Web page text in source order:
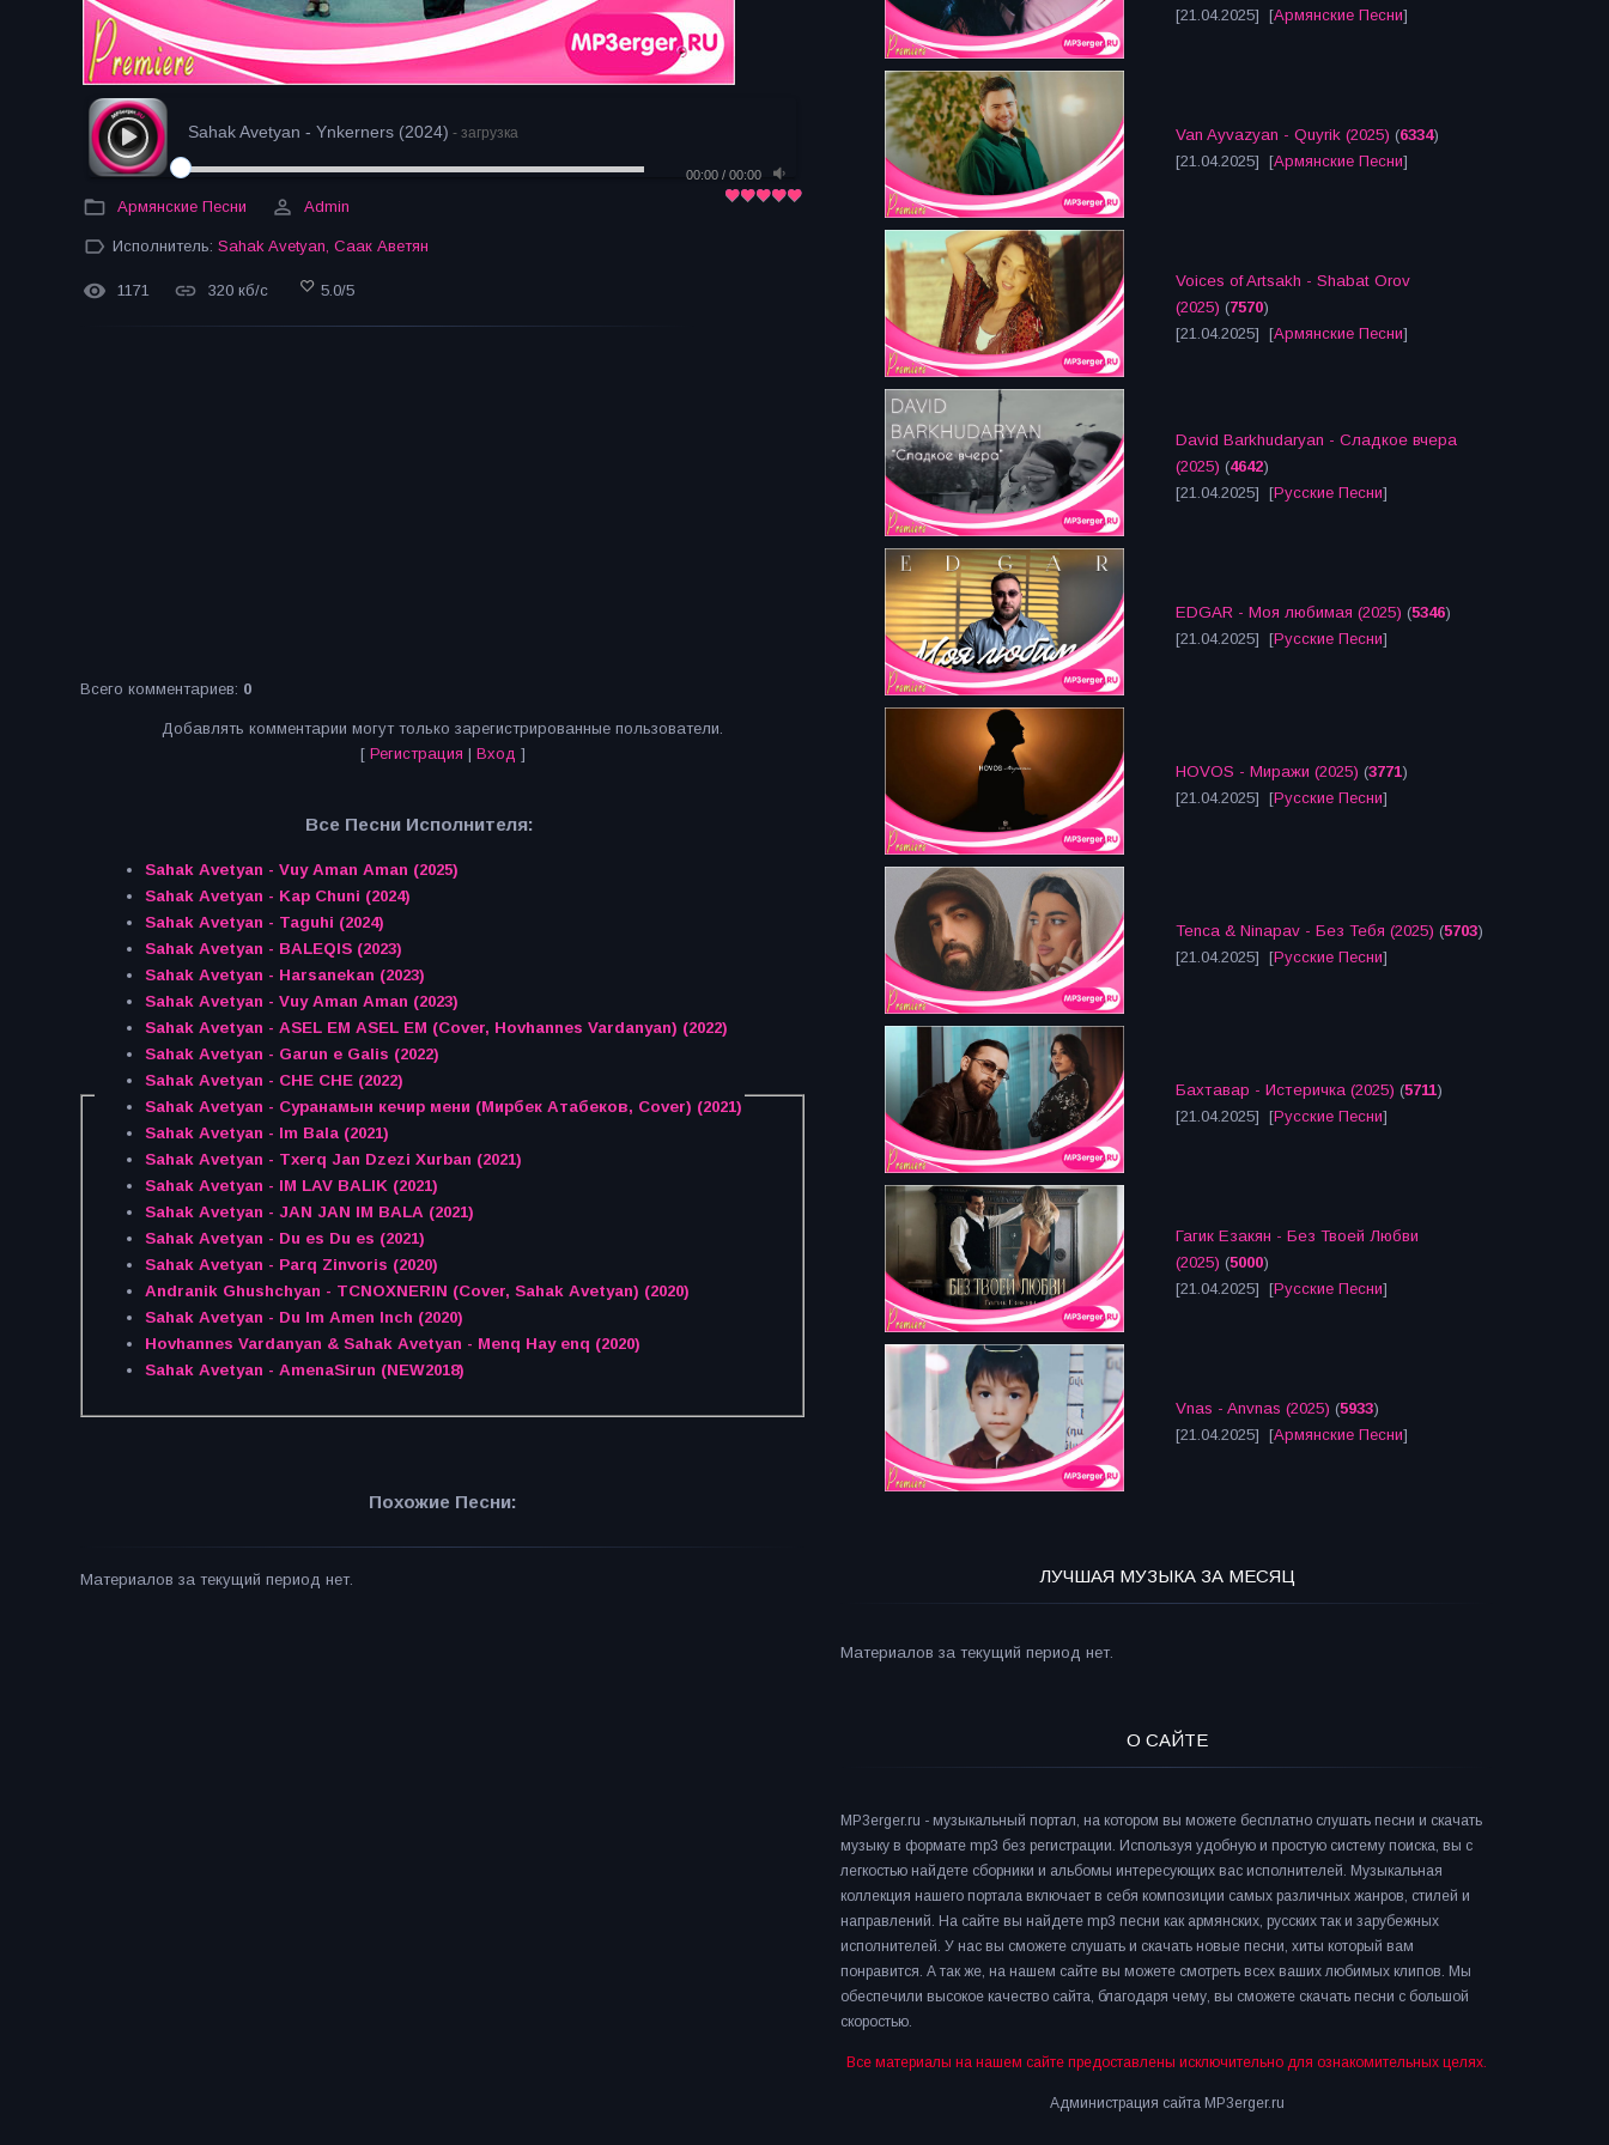
Sahak Avetyan - Ynkerners (2024) - загрузка
00:00 / 00:00
Армянские Песни Admin
Исполнитель: Sahak Avetyan Саак Аветян
1171 320 кб/с 5.0/5
Всего комментариев: 0
Добавлять комментарии могут только зарегистрированные пользователи.
[ Регистрация | Вход ]
Все Песни Исполнителя:
Sahak Avetyan - Vuy Aman Aman (2025)
Sahak Avetyan - Kap Chuni (2024)
Sahak Avetyan - Taguhi (2024)
Sahak Avetyan - BALEQIS (2023)
Sahak Avetyan - Harsanekan (2023)
Sahak Avetyan - Vuy Aman Aman (2023)
Sahak Avetyan - ASEL EM ASEL EM (Cover, Hovhannes Vardanyan) (2022)
Sahak Avetyan - Garun e Galis (2022)
Sahak Avetyan - CHE CHE (2022)
Sahak Avetyan - Суранамын кечир мени (Мирбек Атабеков, Cover) (2021)
Sahak Avetyan - Im Bala (2021)
Sahak Avetyan - Txerq Jan Dzezi Xurban (2021)
Sahak Avetyan - IM LAV BALIK (2021)
Sahak Avetyan - JAN JAN IM BALA (2021)
Sahak Avetyan - Du es Du es (2021)
Sahak Avetyan - Parq Zinvoris (2020)
Andranik Ghushchyan - TCNOXNERIN (Cover, Sahak Avetyan) (2020)
Sahak Avetyan - Du Im Amen Inch (2020)
Hovhannes Vardanyan & Sahak Avetyan - Menq Hay enq (2020)
Sahak Avetyan - AmenaSirun (NEW2018)
Похожие Песни:
Материалов за текущий период нет.
[21.04.2025] [Армянские Песни]
Van Ayvazyan - Quyrik (2025) (6334)
[21.04.2025] [Армянские Песни]
Voices of Artsakh - Shabat Orov
(2025) (7570)
[21.04.2025] [Армянские Песни]
David Barkhudaryan - Сладкое вчера
(2025) (4642)
[21.04.2025] [Русские Песни]
EDGAR - Моя любимая (2025) (5346)
[21.04.2025] [Русские Песни]
HOVOS - Миражи (2025) (3771)
[21.04.2025] [Русские Песни]
Tenca & Ninapav - Без Тебя (2025) (5703)
[21.04.2025] [Русские Песни]
Бахтавар - Истеричка (2025) (5711)
[21.04.2025] [Русские Песни]
Гагик Езакян - Без Твоей Любви
(2025) (5000)
[21.04.2025] [Русские Песни]
Vnas - Anvnas (2025) (5933)
[21.04.2025] [Армянские Песни]
ЛУЧШАЯ МУЗЫКА ЗА МЕСЯЦ
Материалов за текущий период нет.
О САЙТЕ
MP3erger.ru - музыкальный портал, на котором вы можете бесплатно слушать песни и скачать
музыку в формате mp3 без регистрации. Используя удобную и простую систему поиска, вы с
легкостью найдете сборники и альбомы интересующих вас исполнителей. Музыкальная
коллекция нашего портала включает в себя композиции самых различных жанров, стилей и
направлений. На сайте вы найдете mp3 песни как армянских, русских так и зарубежных
исполнителей. У нас вы сможете слушать и скачать новые песни, хиты который вам
понравится. А так же, на нашем сайте вы можете смотреть всех ваших любимых клипов. Мы
обеспечили высокое качество сайта, благодаря чему, вы сможете скачать песни с большой
скоростью.
Все материалы на нашем сайте предоставлены исключительно для ознакомительных целях.
Администрация сайта MP3erger.ru